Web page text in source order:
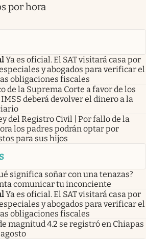
por hora
Ya es oficial. El SAT visitará casa por
y abogados para verificar el
obligaciones fiscales
de la Suprema Corte a favor de los
deberá devolver el dinero a la
del Registro Civil | Por fallo de la
los padres podrán optar por
para sus hijos
significa soñar con una tenazas?
comunicar tu inconciente
Ya es oficial. El SAT visitará casa por
y abogados para verificar el
obligaciones fiscales
magnitud 4.2 se registró en Chiapas